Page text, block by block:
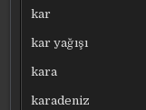
kar
kar yağışı
kara
karadeniz